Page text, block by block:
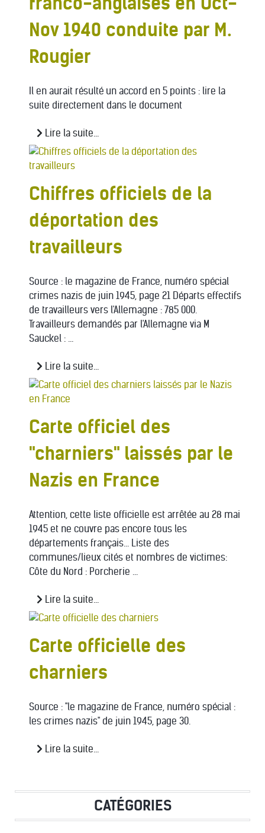
Nov 1940 conduite par M.
Rougier
Il en aurait résulté un accord en 5 points : lire la
suite directement dans le document
Lire la suite...
Chiffres officiels de la
déportation des
travailleurs
Source : le magazine de France, numéro spécial
crimes nazis de juin 1945, page 21 Départs effectifs
de travailleurs vers l'Allemagne : 785 000.
Travailleurs demandés par l'Allemagne via M
Sauckel : ...
Lire la suite...
Carte officiel des
"charniers" laissés par le
Nazis en France
Attention, cette liste officielle est arrêtée au 28 mai
1945 et ne couvre pas encore tous les
départements français... Liste des
communes/lieux cités et nombres de victimes:
Côte du Nord : Porcherie ...
Lire la suite...
Carte officielle des
charniers
Source : "le magazine de France, numéro spécial :
les crimes nazis" de juin 1945, page 30.
Lire la suite...
CATÉGORIES